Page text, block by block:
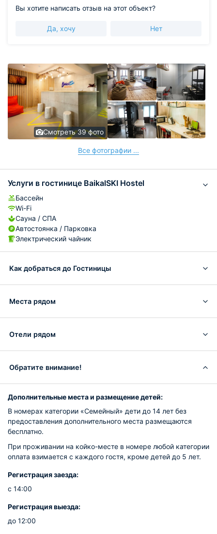
Вы хотите написать отзыв на этот объект?
Да, хочу Нет
Смотреть 39 фото
Все фотографии ...
Услуги в гостинице BaikalSKI Hostel
Бассейн
Wi-Fi
Сауна / СПА
Автостоянка / Парковка
Электрический чайник
Как добраться до Гостиницы
Места рядом
Отели рядом
Обратите внимание!
Дополнительные места и размещение детей:
В номерах категории «Семейный» дети до 14 лет без
предоставления дополнительного места размещаются
бесплатно.
При проживании на койко-месте в номере любой категории
оплата взимается с каждого гостя, кроме детей до 5 лет.
Регистрация заезда:
с 14:00
Регистрация выезда:
до 12:00